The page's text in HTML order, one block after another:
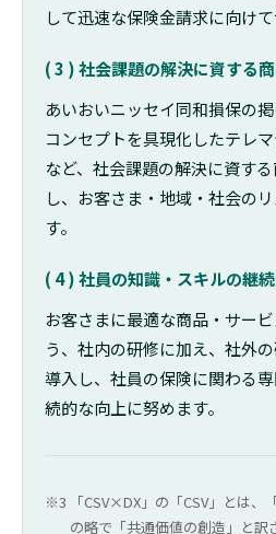
して迅速な保険金請求に向けて
( 3 ) 社会課題の解決に資する
あいおいニッセイ同和損保の
コンセプトを具現化したテレ
など、社会課題の解決に資す
し、お客さま・地域・社会の
す。
( 4 ) 社員の知識・スキルの継
お客さまに最適な商品・サー
う、社内の研修に加え、社外
導入し、社員の保険に関わる
続的な向上に努めます。
「CSV×DX」の「CSV」とは、
の略で「共通価値の創造」と訳